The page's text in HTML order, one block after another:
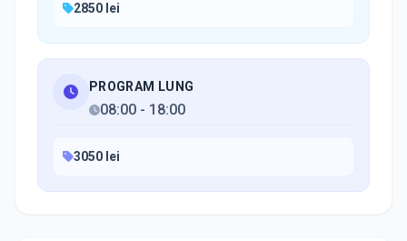
2850 lei
PROGRAM LUNG
08:00 - 18:00
3050 lei